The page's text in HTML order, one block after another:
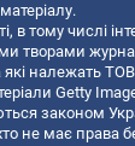
в тому числі
творами
належать
Getty
законом
не має права